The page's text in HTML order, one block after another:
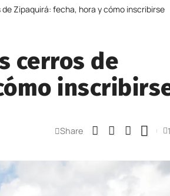
Zipaquirá: fecha, hora y cómo inscribirse
cerros de
Share